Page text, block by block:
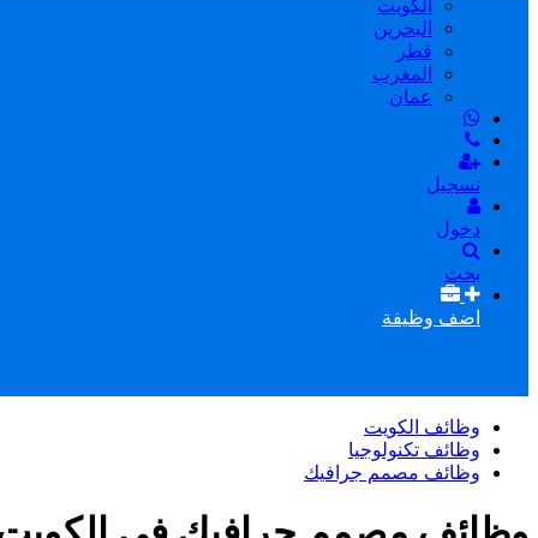
الكويت
البحرين
قطر
المغرب
عمان
تسجيل
دخول
بحث
اضف وظيفة
وظائف الكويت
وظائف تكنولوجيا
وظائف مصمم جرافيك